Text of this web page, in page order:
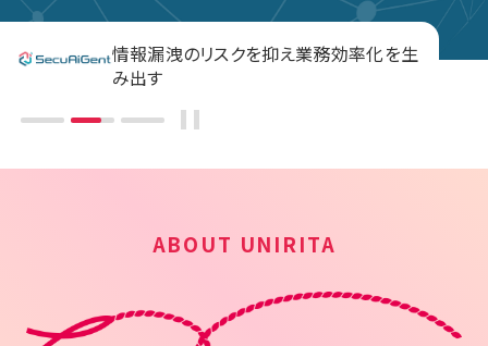
私たちの目指す姿
ユニリタグループのパーパス
情報漏洩のリスクを抑え業務効率化を生
み出す
サービスマネジメント・ヘルプデスク
ABOUT UNIRITA